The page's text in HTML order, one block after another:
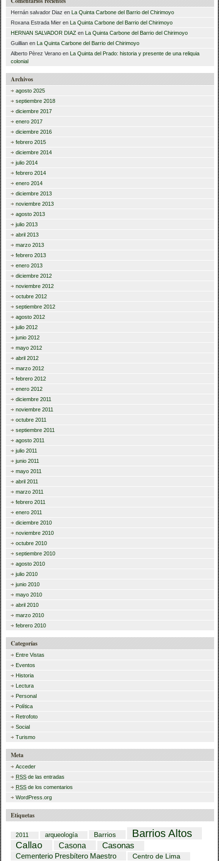
Hernán salvador Diaz en La Quinta Carbone del Barrio del Chirimoyo
Roxana Estrada Mier en La Quinta Carbone del Barrio del Chirimoyo
HERNAN SALVADOR DIAZ en La Quinta Carbone del Barrio del Chirimoyo
Guillian en La Quinta Carbone del Barrio del Chirimoyo
Alberto Pèrez Verano en La Quinta del Prado: historia y presente de una reliquia
colonial
Archivos
agosto 2025
septiembre 2018
diciembre 2017
enero 2017
diciembre 2016
febrero 2015
diciembre 2014
julio 2014
febrero 2014
enero 2014
diciembre 2013
noviembre 2013
agosto 2013
julio 2013
abril 2013
marzo 2013
febrero 2013
enero 2013
diciembre 2012
noviembre 2012
octubre 2012
septiembre 2012
agosto 2012
julio 2012
junio 2012
mayo 2012
abril 2012
marzo 2012
febrero 2012
enero 2012
diciembre 2011
noviembre 2011
octubre 2011
septiembre 2011
agosto 2011
julio 2011
junio 2011
mayo 2011
abril 2011
marzo 2011
febrero 2011
enero 2011
diciembre 2010
noviembre 2010
octubre 2010
septiembre 2010
agosto 2010
julio 2010
junio 2010
mayo 2010
abril 2010
marzo 2010
febrero 2010
Categorías
Entre Vistas
Eventos
Historia
Lectura
Personal
Política
Retrofoto
Social
Turismo
Meta
Acceder
RSS de las entradas
RSS de los comentarios
WordPress.org
Etiquetas
2011 arqueología Barrios Barrios Altos
Callao Casona Casonas
Cementerio Presbítero Maestro Centro de Lima